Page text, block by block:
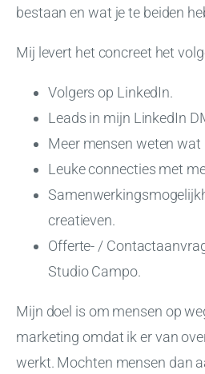
bestaan en wat je te beiden
Mij levert het concreet het
Volgers op LinkedIn.
Leads in mijn LinkedIn
Meer mensen weten wat
Leuke connecties met
creatieven.
Offerte- /
Studio Campo.
Mijn doel is om mensen op
marketing omdat ik er van
werkt. Mochten mensen dan